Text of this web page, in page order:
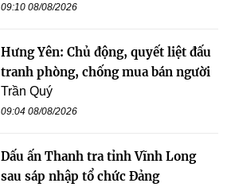
09:10 08/08/2026
Hưng Yên: Chủ động, quyết liệt đấu
tranh phòng, chống mua bán người
Trần Quý
09:04 08/08/2026
Dấu ấn Thanh tra tỉnh Vĩnh Long
sau sáp nhập tổ chức Đảng